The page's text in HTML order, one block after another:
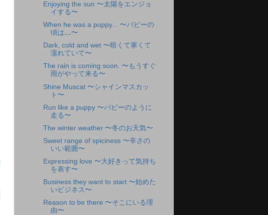
Enjoying the sun 〜太陽をエンジョ
イする〜
When he was a puppy... 〜パピーの
頃は‥‥〜
Dark, cold and wet 〜暗くて寒くて
濡れていて〜
The rain is coming soon. 〜もうすぐ
雨がやって来る〜
Shine Muscat 〜シャインマスカッ
ト〜
Run like a puppy 〜パピーのように
走る〜
The winter weather 〜冬のお天気〜
Sweet range of spiciness 〜辛さの
いい範囲〜
Expressing love 〜大好きって気持ち
を表す〜
Business they want to start 〜始めた
いビジネス〜
Reason to be there 〜そこにいる理
由〜